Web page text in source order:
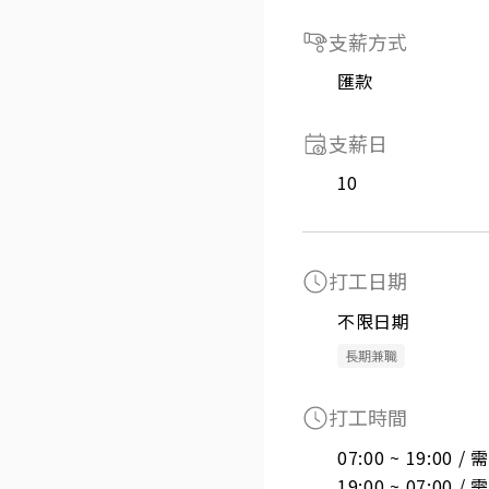
支薪方式
匯款
支薪日
10
打工日期
不限日期
長期兼職
打工時間
07:00 ~ 19:00 /